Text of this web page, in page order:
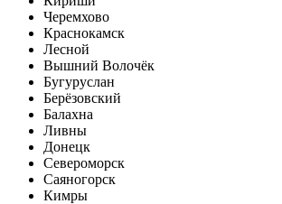
Черемхово
Краснокамск
Лесной
Вышний Волочёк
Бугуруслан
Берёзовский
Балахна
Ливны
Донецк
Североморск
Саяногорск
Кимры